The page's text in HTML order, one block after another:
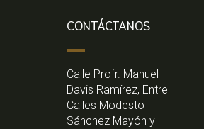
CONTÁCTANOS
Calle Profr. Manuel
Davis Ramírez, Entre
Calles Modesto
Sánchez Mayón y